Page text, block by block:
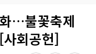
…불꽃축제
회공헌]